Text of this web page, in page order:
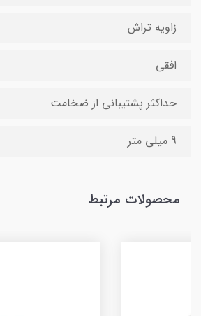
زاویه تراش
افقی
حداکثر پشتیبانی از ضخامت
9 میلی متر
محصولات مرتبط